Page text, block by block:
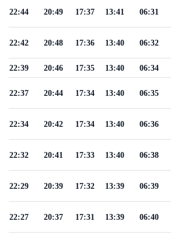
06:31
13:41
17:37
20:49
22:44
06:32
13:40
17:36
20:48
22:42
06:34
13:40
17:35
20:46
22:39
06:35
13:40
17:34
20:44
22:37
06:36
13:40
17:34
20:42
22:34
06:38
13:40
17:33
20:41
22:32
06:39
13:39
17:32
20:39
22:29
06:40
13:39
17:31
20:37
22:27